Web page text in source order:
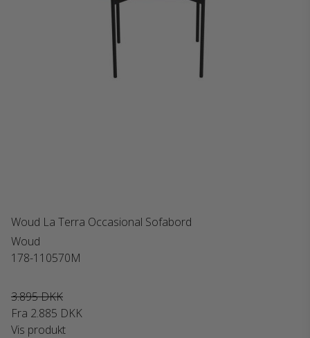
Woud La Terra Occasional Sofabord
Woud
178-110570M
3.895 DKK
Fra 2.885 DKK
Vis produkt